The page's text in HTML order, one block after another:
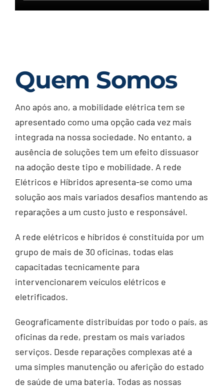
Quem Somos
Ano após ano, a mobilidade elétrica tem se
apresentado como uma opção cada vez mais
integrada na nossa sociedade. No entanto, a
ausência de soluções tem um efeito dissuasor
na adoção deste tipo e mobilidade. A rede
Elétricos e Híbridos apresenta-se como uma
solução aos mais variados desafios mantendo as
reparações a um custo justo e responsável.
A rede elétricos e híbridos é constituída por um
grupo de mais de 30 oficinas, todas elas
capacitadas tecnicamente para
intervencionarem veículos elétricos e
eletrificados.
Geograficamente distribuídas por todo o país, as
oficinas da rede, prestam os mais variados
serviços. Desde reparações complexas até a
uma simples manutenção ou aferição do estado
de saúde de uma bateria. Todas as nossas